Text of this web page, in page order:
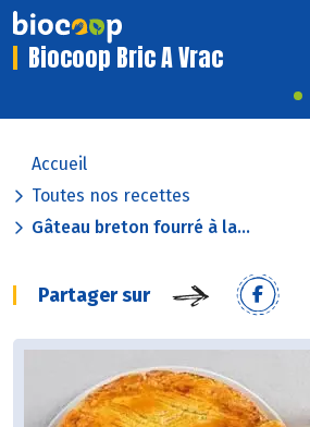
Biocoop Bric A Vrac
Accueil
Toutes nos recettes
Gâteau breton fourré à la...
Partager sur